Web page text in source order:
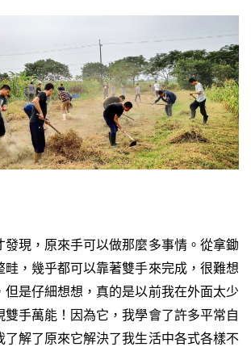
現，原來手可以做那麼多事情。從拿鋤
畦，幾乎都可以靠著雙手來完成，很難想
但是仔細想想，真的是以前我在外面太少
雙手萬能！因為它，我學會了許多平常自
了解了原來它解決了我生活中各式各樣不